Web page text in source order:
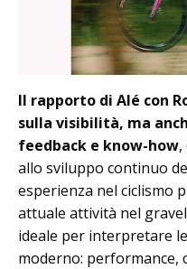
Il rapporto di Alé con
sulla visibilità, ma
feedback e know-how
allo sviluppo continuo
esperienza nel ciclismo
attuale attività nel
ideale per interpretare
moderno: performance,